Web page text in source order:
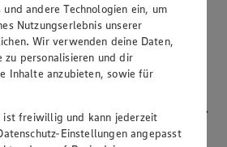
von 1.79€
aus Bayern, Kl. I, je 250g Packung,
und andere Technologien ein, um
Nutzungserlebnis unserer
Wir verwenden deine Daten,
zu personalisieren und dir
Inhalte anzubieten, sowie für
ist freiwillig und kann jederzeit
Einstellungen angepasst